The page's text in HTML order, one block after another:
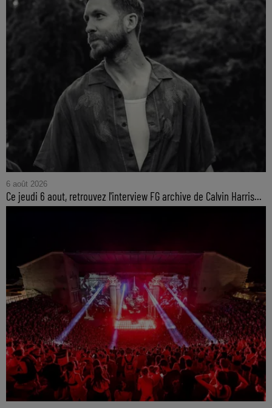
6 août 2026
Ce jeudi 6 aout, retrouvez l'interview FG archive de Calvin Harris...